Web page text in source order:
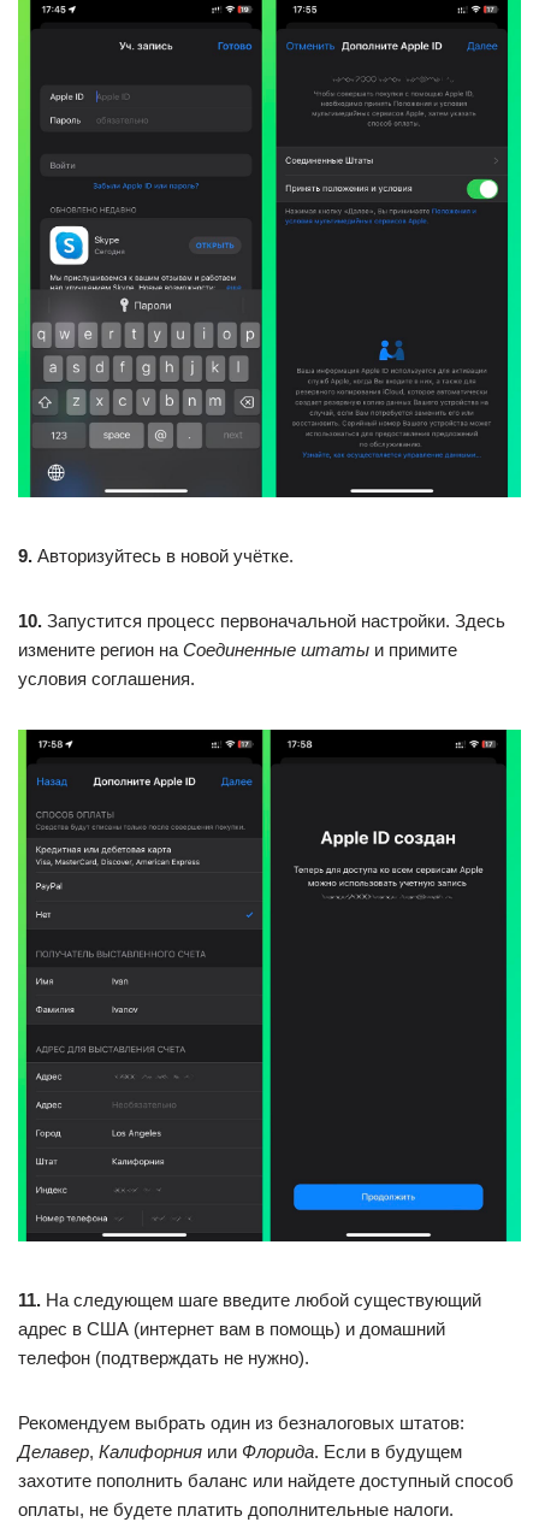
9. Авторизуйтесь в новой учётке.
10. Запустится процесс первоначальной настройки. Здесь
измените регион на Соединенные штаты и примите
условия соглашения.
11. На следующем шаге введите любой существующий
адрес в США (интернет вам в помощь) и домашний
телефон (подтверждать не нужно).
Рекомендуем выбрать один из безналоговых штатов:
Делавер, Калифорния или Флорида. Если в будущем
захотите пополнить баланс или найдете доступный способ
оплаты, не будете платить дополнительные налоги.